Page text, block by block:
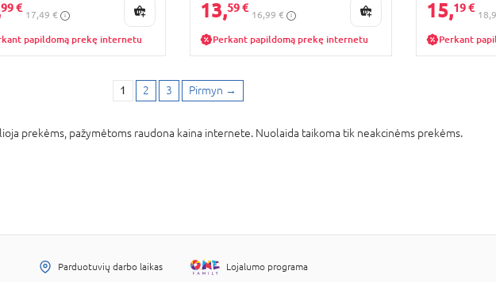
99 €
17,49 €
papildomą prekę internetu
13,59 €
16,99 €
Perkant papildomą prekę internetu
15,19 €
Perkant
1 2 3 Pirmyn →
prekėms, pažymėtoms raudona kaina internete. Nuolaida taikoma tik neakcinėms prekėms.
Parduotuvių darbo laikas Lojalumo programa